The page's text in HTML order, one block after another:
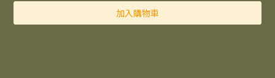
加入購物車